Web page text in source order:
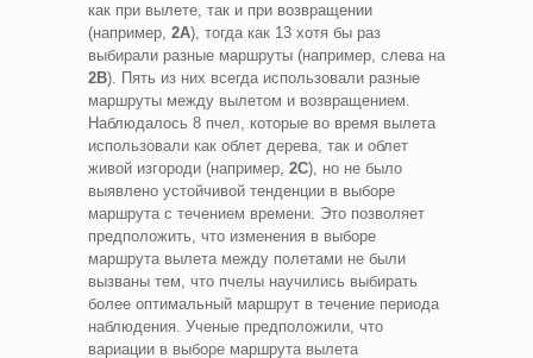
как при вылете, так и при возвращении
(например, 2A), тогда как 13 хотя бы раз
выбирали разные маршруты (например, слева на
2B). Пять из них всегда использовали разные
маршруты между вылетом и возвращением.
Наблюдалось 8 пчел, которые во время вылета
использовали как облет дерева, так и облет
живой изгороди (например, 2C), но не было
выявлено устойчивой тенденции в выборе
маршрута с течением времени. Это позволяет
предположить, что изменения в выборе
маршрута вылета между полетами не были
вызваны тем, что пчелы научились выбирать
более оптимальный маршрут в течение периода
наблюдения. Ученые предположили, что
вариации в выборе маршрута вылета